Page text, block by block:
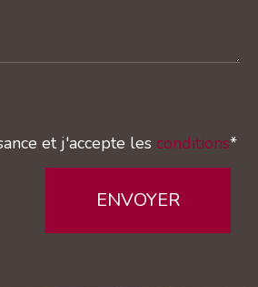
et j'accepte les conditions*
ENVOYER